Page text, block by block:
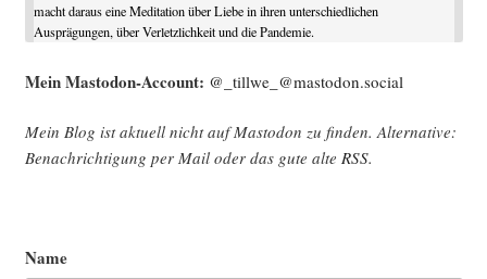
macht daraus eine Meditation über Liebe in ihren unterschiedlichen
Ausprägungen, über Verletzlichkeit und die Pandemie.
Mein Mast­o­don-Account: @_tillwe_@mastodon.social
Mein Blog ist aktu­ell nicht auf Mast­o­don zu fin­den. Alter­na­ti­ve:
Benach­rich­ti­gung per Mail oder das gute alte RSS.
Name